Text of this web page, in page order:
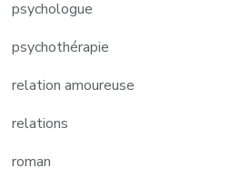
psychologue
psychothérapie
relation amoureuse
relations
roman